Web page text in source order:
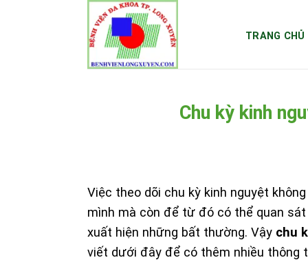
TRANG CHỦ
Chu kỳ kinh
Việc theo dõi chu kỳ kinh nguyệt
mình mà còn để từ đó có thể quan
xuất hiện những bất thường. Vậy chu
viết dưới đây để có thêm nhiều thông